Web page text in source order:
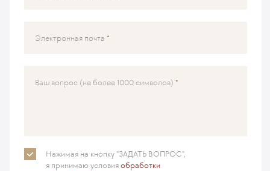
Электронная почта
Ваш вопрос (не более 1000 символов)
Нажимая на кнопку "ЗАДАТЬ ВОПРОС",
я принимаюусловияобработки